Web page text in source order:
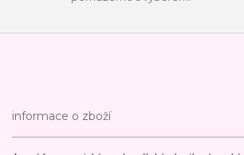
informace o zboží